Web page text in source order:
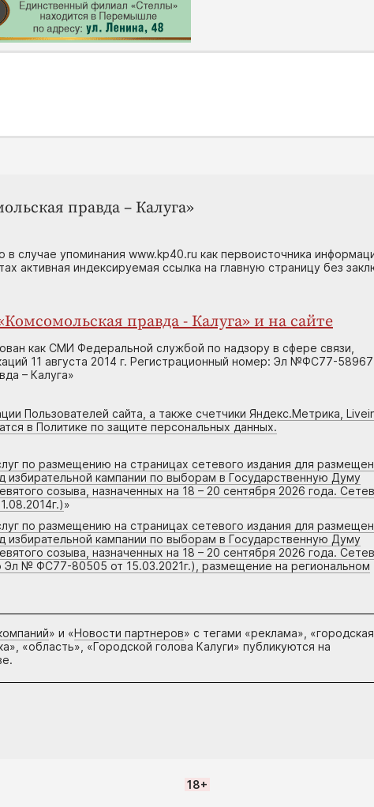
правда – Калуга»
случае упоминания www.kp40.ru как первоисточника
активная индексируемая ссылка на главную страницу без
правда - Калуга» и на сайте
как СМИ Федеральной службой по надзору в сфере связи,
11 августа 2014 г. Регистрационный номер: Эл №ФС77-58967
– Калуга»
Пользователей сайта, а также счетчики Яндекс.Метрика,
в Политике по защите персональных данных.
по размещению на страницах сетевого издания для
кампании по выборам в Государственную Думу
созыва, назначенных на 18 – 20 сентября 2026 года.
»
по размещению на страницах сетевого издания для
кампании по выборам в Государственную Думу
созыва, назначенных на 18 – 20 сентября 2026 года.
Эл № ФС77-80505 от 15.03.2021г.), размещение на региональном
» и «Новости партнеров» с тегами «реклама», «городская
«область», «Городской голова Калуги» публикуются на
18+